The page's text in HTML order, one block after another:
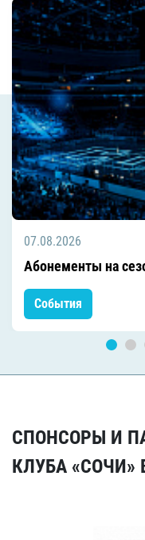
07.08.2026
Абонементы на
События
СПОНСОРЫ И
КЛУБА «СОЧИ»